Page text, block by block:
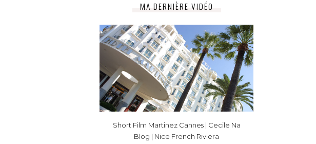
MA DERNIÈRE VIDÉO
Short Film Martinez Cannes | Cecile Na
Blog | Nice French Riviera